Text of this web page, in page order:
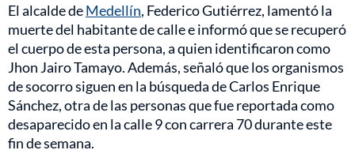
El alcalde deMedellín, Federico Gutiérrez, lamentó la
muerte del habitante de calle e informó que se recuperó
el cuerpo de esta persona, a quien identificaron como
Jhon Jairo Tamayo. Además, señaló que los organismos
de socorro siguen en la búsqueda de Carlos Enrique
Sánchez, otra de las personas que fue reportada como
desaparecido en la calle 9 con carrera 70 durante este
fin de semana.